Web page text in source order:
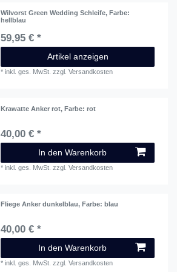
Wilvorst Green Wedding Schleife, Farbe:
hellblau
59,95 € *
Artikel anzeigen
*inkl. ges. MwSt. zzgl.Versandkosten
Krawatte Anker rot, Farbe: rot
40,00 € *
In den Warenkorb
*inkl. ges. MwSt. zzgl.Versandkosten
Fliege Anker dunkelblau, Farbe: blau
40,00 € *
In den Warenkorb
*inkl. ges. MwSt. zzgl.Versandkosten